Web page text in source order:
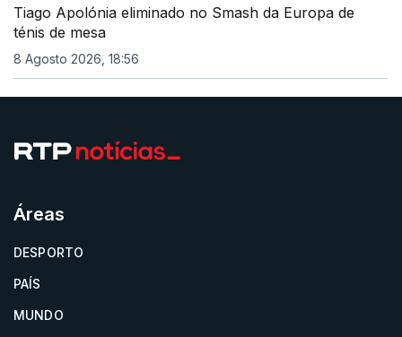
Tiago Apolónia eliminado no Smash da Europa de
ténis de mesa
8 Agosto 2026, 18:56
Áreas
DESPORTO
PAÍS
MUNDO